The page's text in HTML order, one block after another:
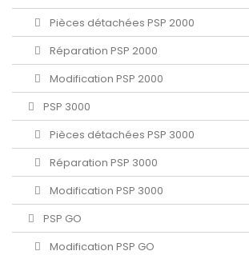
Pièces détachées PSP 2000
Réparation PSP 2000
Modification PSP 2000
PSP 3000
Pièces détachées PSP 3000
Réparation PSP 3000
Modification PSP 3000
PSP GO
Modification PSP GO